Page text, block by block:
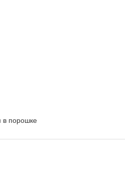
в порошке